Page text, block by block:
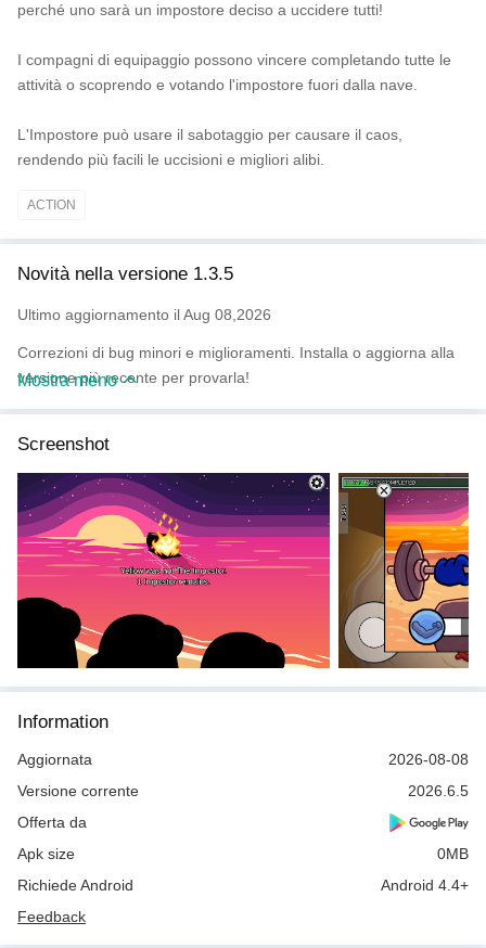
perché uno sarà un impostore deciso a uccidere tutti!
I compagni di equipaggio possono vincere completando tutte le
attività o scoprendo e votando l'impostore fuori dalla nave.
L'Impostore può usare il sabotaggio per causare il caos,
rendendo più facili le uccisioni e migliori alibi.
ACTION
Novità nella versione 1.3.5
Ultimo aggiornamento il Aug 08,2026
Correzioni di bug minori e miglioramenti. Installa o aggiorna alla
versione più recente per provarla!
Mostra meno
Screenshot
Information
Aggiornata
2026-08-08
Versione corrente
2026.6.5
Offerta da
Apk size
0MB
Richiede Android
Android 4.4+
Feedback